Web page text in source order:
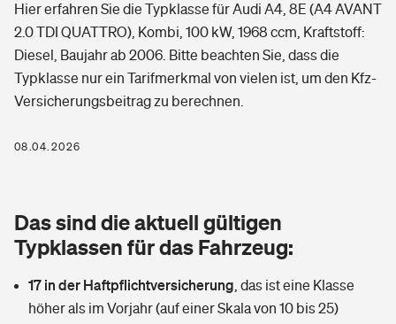
Grundfähigkeitsversicherung
Arbeitsrechtsschutz
Berufshaftpflichtversicherung
Zur Übersicht
Tools
Wer versichert was: Jetzt Versicherer finden
Elementarversicherung
Glasversicherung
Mietkautionsversicherung
Freizeit
Pri­vate Haft­pflicht­
Kinderunfall­ver­si­che­rung
Kinderinvalidität
Gesundheit
Private Krankenversicherung
Dread-Disease-Versicherung
Tierkrankenversicherung
Hier erfahren Sie die Typklasse für Audi A4, 8E (A4 AVANT
2.0 TDI QUATTRO), Kombi, 100 kW, 1968 ccm, Kraftstoff:
Diesel, Baujahr ab 2006. Bitte beachten Sie, dass die
Typklasse nur ein Tarifmerkmal von vielen ist, um den Kfz-
Versicherungsbeitrag zu berechnen.
08.04.2026
Das sind die aktuell gültigen
Typklassen für das Fahrzeug:
17 in der Haftpflichtversicherung das ist eine Klasse
höher als im Vorjahr (auf einer Skala von 10 bis 25)